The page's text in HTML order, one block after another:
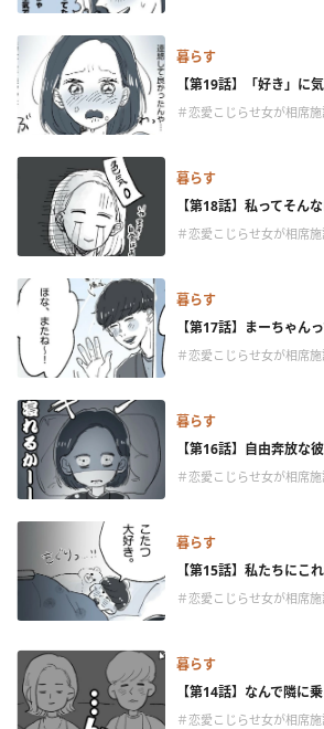
暮らす
【第19話】「好き」に
＃恋愛こじらせ女が相席
暮らす
【第18話】私ってそん
＃恋愛こじらせ女が相席
暮らす
【第17話】まーちゃん
＃恋愛こじらせ女が相席
暮らす
【第16話】自由奔放な彼
＃恋愛こじらせ女が相席
暮らす
【第15話】私たちにこ
＃恋愛こじらせ女が相席
暮らす
【第14話】なんで隣に
＃恋愛こじらせ女が相席